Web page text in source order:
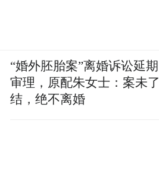
“婚外胚胎案”离婚诉讼延期
审理，原配朱女士：案未了
结，绝不离婚